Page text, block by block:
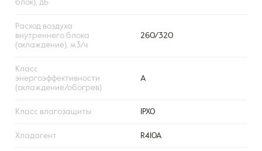
блок), дБ
Расход воздуха
внутреннего блока
(охлаждение), м3/ч
260/320
Класс
энергоэффективности
(охлаждение/обогрев)
A
Класс влагозащиты IPX0
Хладагент R410A